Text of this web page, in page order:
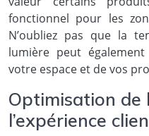
fonctionnel pour les
N’oubliez pas que la
lumière peut
votre espace et de vos
Optimisation de
l’expérience